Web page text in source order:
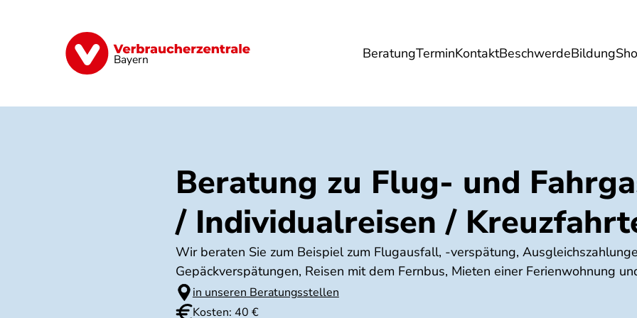
Bayern BeratungTerminKontaktBeschwerdeBildung
Finanzen Digitales Lebensmittel Umwelt Gesundheit Energie
Beratung zu Flug- und
/ Individualreisen /
Wir beraten Sie zum Beispiel zum Flugausfall, -verspätung,
Gepäckverspätungen, Reisen mit dem Fernbus, Mieten einer Ferienwohnung
in unseren Beratungsstellen
Kosten: 40 €